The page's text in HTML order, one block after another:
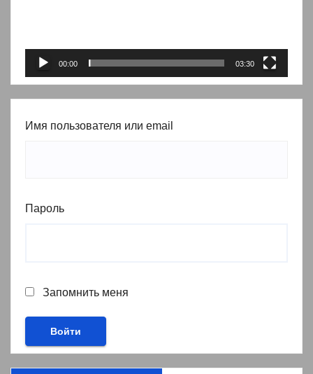
00:00 03:30
Имя пользователя или email
Пароль
Запомнить меня